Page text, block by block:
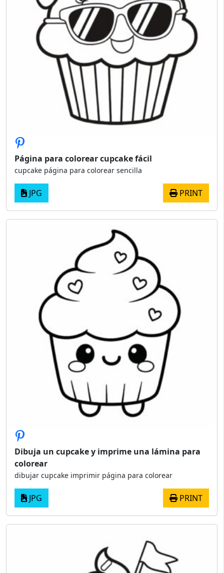
Página para colorear cupcake fácil
cupcake página para colorear sencilla
JPG PRINT
Dibuja un cupcake y imprime una lámina para
colorear
dibujar cupcake imprimir página para colorear
JPG PRINT